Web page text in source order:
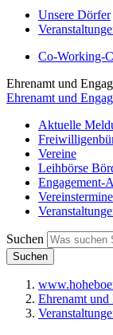
Unsere Dörfer
Co-Working-
Ehrenamt und
Ehrenamt und
Aktuelle
Vereine
Leihbörse
Engagement-
Vereinstermine
Suchen
Suchen
Ehrenamt und